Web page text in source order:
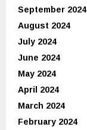
September 2024
August 2024
July 2024
June 2024
May 2024
April 2024
March 2024
February 2024